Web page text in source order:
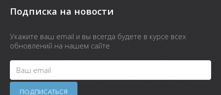
Подписка на новости
Укажите ваш email и вы всегда будете в курсе всех
обновлений на нашем сайте